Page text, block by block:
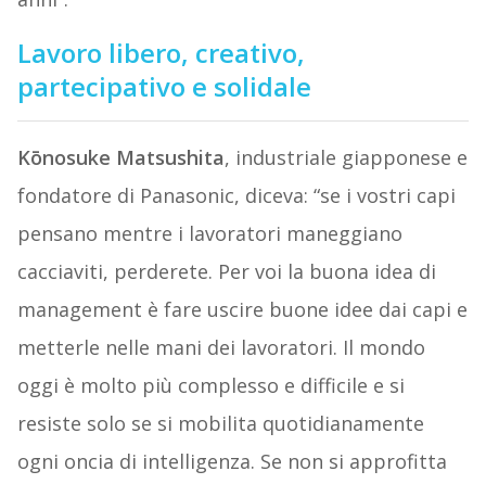
Lavoro libero, creativo,
partecipativo e solidale
Kōnosuke Matsushita, industriale giapponese e
fondatore di Panasonic, diceva: “se i vostri capi
pensano mentre i lavoratori maneggiano
cacciaviti, perderete. Per voi la buona idea di
management è fare uscire buone idee dai capi e
metterle nelle mani dei lavoratori. Il mondo
oggi è molto più complesso e difficile e si
resiste solo se si mobilita quotidianamente
ogni oncia di intelligenza. Se non si approfitta